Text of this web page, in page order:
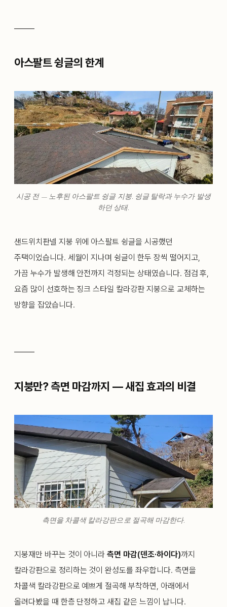
아스팔트 슁글의 한계
시공 전 — 노후된 아스팔트 슁글 지붕. 슁글 탈락과 누수가 발생
하던 상태.
샌드위치판넬 지붕 위에 아스팔트 슁글을 시공했던
주택이었습니다. 세월이 지나며 슁글이 한두 장씩 떨어지고,
가끔 누수가 발생해 안전까지 걱정되는 상태였습니다. 점검 후,
요즘 많이 선호하는 징크 스타일 칼라강판 지붕으로 교체하는
방향을 잡았습니다.
지붕만? 측면 마감까지 — 새집 효과의 비결
측면을 차콜색 칼라강판으로 절곡해 마감한다.
지붕재만 바꾸는 것이 아니라측면 마감(덴조·하이다)까지
칼라강판으로 정리하는 것이 완성도를 좌우합니다. 측면을
차콜색 칼라강판으로 예쁘게 절곡해 부착하면, 아래에서
올려다봤을 때 한층 단정하고 새집 같은 느낌이 납니다.